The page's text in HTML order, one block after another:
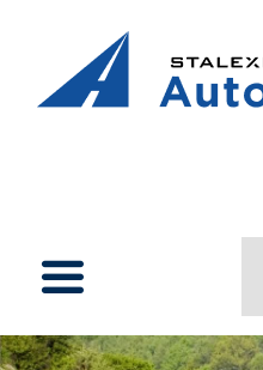
Stalexport
Autostrady
SA